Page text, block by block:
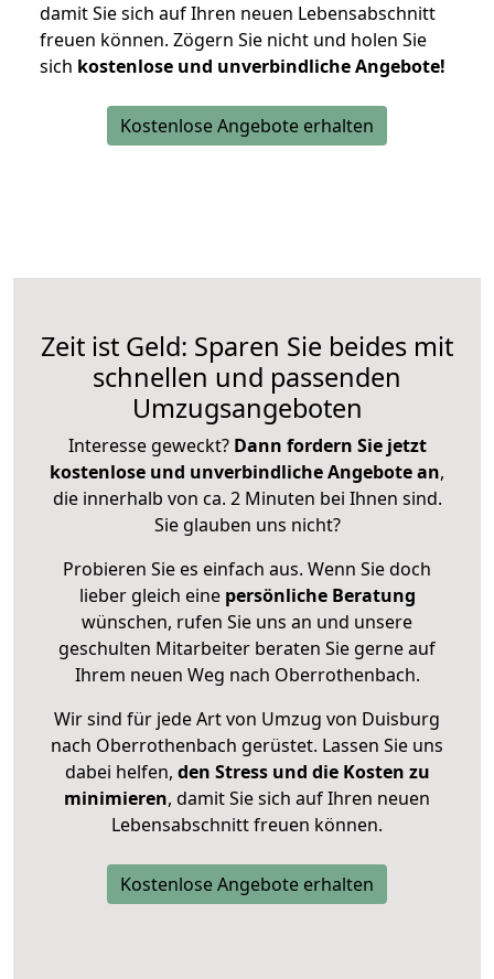
damit Sie sich auf Ihren neuen Lebensabschnitt
freuen können. Zögern Sie nicht und holen Sie
sich kostenlose und unverbindliche Angebote!
Kostenlose Angebote erhalten
Zeit ist Geld: Sparen Sie beides mit
schnellen und passenden
Umzugsangeboten
Interesse geweckt? Dann fordern Sie jetzt
kostenlose und unverbindliche Angebote an,
die innerhalb von ca. 2 Minuten bei Ihnen sind.
Sie glauben uns nicht?
Probieren Sie es einfach aus. Wenn Sie doch
lieber gleich eine persönliche Beratung
wünschen, rufen Sie uns an und unsere
geschulten Mitarbeiter beraten Sie gerne auf
Ihrem neuen Weg nach Oberrothenbach.
Wir sind für jede Art von Umzug von Duisburg
nach Oberrothenbach gerüstet. Lassen Sie uns
dabei helfen, den Stress und die Kosten zu
minimieren, damit Sie sich auf Ihren neuen
Lebensabschnitt freuen können.
Kostenlose Angebote erhalten